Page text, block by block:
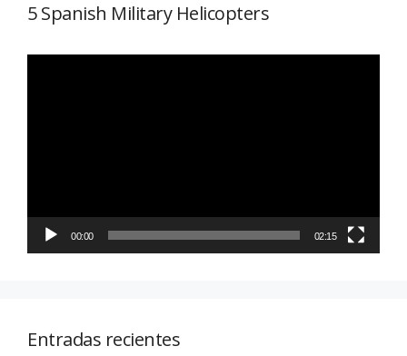
5 Spanish Military Helicopters
00:00 02:15
Entradas recientes